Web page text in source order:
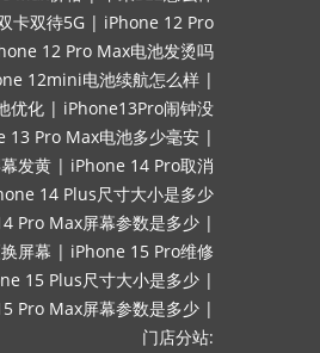
卡双待5G | iPhone 12 Pro
12 Pro Max电池发烫吗
12mini电池续航怎么样 |
优化 | iPhone13Pro闹钟没
13 Pro Max电池多少毫安 |
发黄 | iPhone 14 Pro取消
14 Plus尺寸大小是多少
Pro Max屏幕参数是多少 |
屏幕 | iPhone 15 Pro维修
15 Plus尺寸大小是多少 |
Pro Max屏幕参数是多少 |
门店分站: